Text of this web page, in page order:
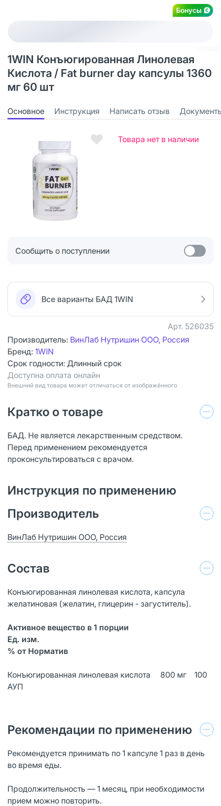
Бонусы
1WIN Конъюгированная Линолевая
Кислота / Fat burner day капсулы 1360
мг 60 шт
Основное Инструкция Написать отзыв
Товара нет в наличии
Сообщить о поступлении
Все варианты БАД 1WIN
Арт. 526035
Производитель: ВинЛаб Нутришин ООО, Россия
Бренд: 1WIN
Срок годности: Длинный срок
Доступна оплата онлайн
Bнешний вид товара может отличаться от изображённого
Кратко о товаре
БАД. Не является лекарственным средством.
Перед применением рекомендуется
проконсультироваться с врачом.
Инструкция по применению
Производитель
ВинЛаб Нутришин ООО, Россия
Состав
Конъюгированная линолевая кислота, капсула
желатиновая (желатин, глицерин - загуститель).
Активное вещество в 1 порции
Ед. изм.
% от Норматив
Конъюгированная линолевая кислота 800 мг 100
АУП
Рекомендации по применению
Рекомендуется принимать по 1 капсуле 1 раз в день
во время еды.
Продолжительность — 1 месяц, при необходимости
прием можно повторить.